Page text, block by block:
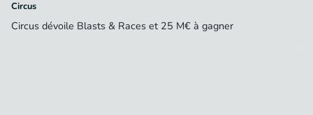
Circus
Circus dévoile Blasts & Races et 25 M€ à gagner